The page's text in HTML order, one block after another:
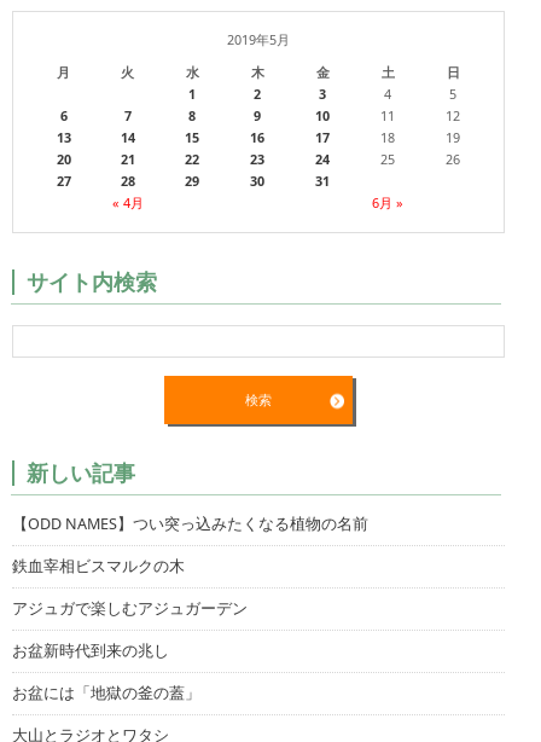
2019年5月
月
火 水 木 金 土 日
« 4月 6月 »
1 2 3 4
5
6
7 8 9 10 11
12
13
14 15 16 17 18
19
20
21 22 23 24 25
26
27
28 29 30 31
サイト内検索
新しい記事
【ODD NAMES】つい突っ込みたくなる植物の名前
鉄血宰相ビスマルクの木
アジュガで楽しむアジュガーデン
お盆新時代到来の兆し
お盆には「地獄の釜の蓋」
大山とラジオとワタシ